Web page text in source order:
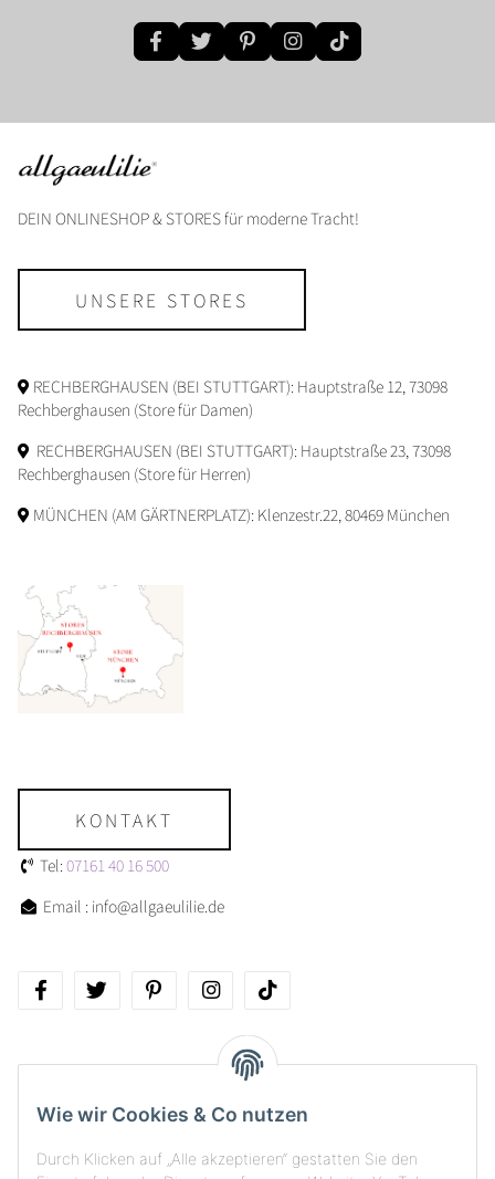
DEIN ONLINESHOP & STORES für moderne Tracht!
UNSERE STORES
RECHBERGHAUSEN (BEI STUTTGART): Hauptstraße 12, 73098
Rechberghausen (Store für Damen)
RECHBERGHAUSEN (BEI STUTTGART): Hauptstraße 23, 73098
Rechberghausen (Store für Herren)
MÜNCHEN (AM GÄRTNERPLATZ): Klenzestr.22, 80469 München
KONTAKT
Tel: 07161 40 16 500
Email : info@allgaeulilie.de
Wie wir Cookies & Co nutzen
Durch Klicken auf „Alle akzeptieren“ gestatten Sie den